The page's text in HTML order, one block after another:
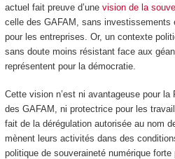
actuel fait preuve d’une vision de la
celle des GAFAM, sans investissements
pour les entreprises. Or, un contexte
sans doute moins résistant face aux
représentent pour la démocratie.
Cette vision n’est ni avantageuse pour
des GAFAM, ni protectrice pour les
fait de la dérégulation autorisée au nom
mènent leurs activités dans des
politique de souveraineté numérique